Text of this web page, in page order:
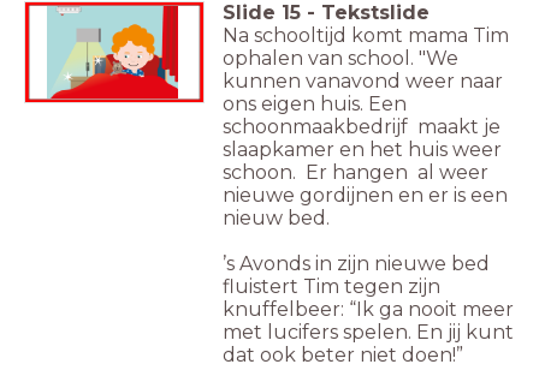
Slide 15 - Tekstslide
Na schooltijd komt mama Tim
ophalen van school. "We
kunnen vanavond weer naar
ons eigen huis. Een
schoonmaakbedrijf maakt je
slaapkamer en het huis weer
schoon. Er hangen al weer
nieuwe gordijnen en er is een
nieuw bed.
’s Avonds in zijn nieuwe bed
fluistert Tim tegen zijn
knuffelbeer: “Ik ga nooit meer
met lucifers spelen. En jij kunt
dat ook beter niet doen!”